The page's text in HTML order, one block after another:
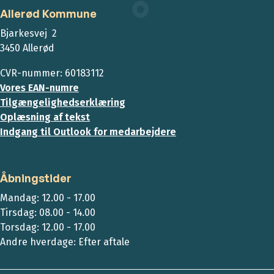
Allerød Kommune
Bjarkesvej 2
3450 Allerød
CVR-nummer: 60183112
Vores EAN-numre
Tilgængelighedserklæring
Oplæsning af tekst
Indgang til Outlook for medarbejdere
Åbningstider
Mandag: 12.00 - 17.00
Tirsdag: 08.00 - 14.00
Torsdag: 12.00 - 17.00
Andre hverdage: Efter aftale